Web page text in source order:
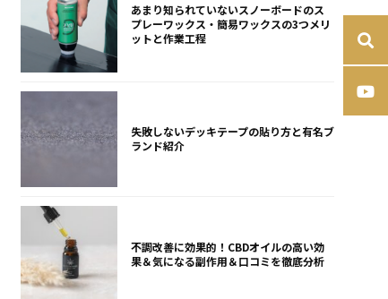
あまり知られていないスノーボードのス
プレーワックス・簡易ワックスの3つメリ
ットと作業工程
失敗しないデッキテープの貼り方と有名ブ
ランド紹介
不調改善に効果的！CBDオイルの高い効
果＆気になる副作用＆口コミを徹底分析